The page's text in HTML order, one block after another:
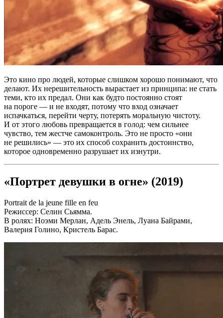
Это кино про людей, которые слишком хорошо понимают, что
делают. Их нерешительность вырастает из принципа: не стать
теми, кто их предал. Они как будто постоянно стоят
на пороге — и не входят, потому что вход означает
испачкаться, перейти черту, потерять моральную чистоту.
И от этого любовь превращается в голод: чем сильнее
чувство, тем жестче самоконтроль. Это не просто «они
не решились» — это их способ сохранить достоинство,
которое одновременно разрушает их изнутри.
«Портрет девушки в огне» (2019)
Portrait de la jeune fille en feu
Режиссер: Селин Сьямма.
В ролях: Ноэми Мерлан, Адель Энель, Луана Байрами,
Валерия Голино, Кристель Барас.